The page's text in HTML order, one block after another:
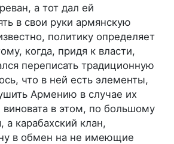
а тот дал ей
в свои руки армянскую
политику определяет
когда, придя к власти,
переписать традиционную
что в ней есть элементы,
Армению в случае их
виновата в этом, по большому
а карабахский клан,
в обмен на не имеющие